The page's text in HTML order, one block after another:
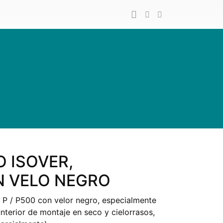
ISOVER,
NEGRO
/ P500 con velor negro, especialmente
de montaje en seco y cielorrasos,